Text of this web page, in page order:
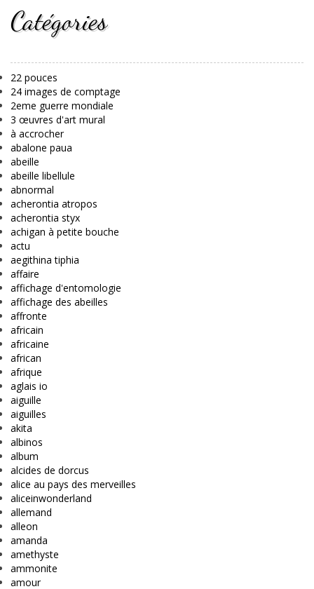
Catégories
22 pouces
24 images de comptage
2eme guerre mondiale
3 œuvres d'art mural
à accrocher
abalone paua
abeille
abeille libellule
abnormal
acherontia atropos
acherontia styx
achigan à petite bouche
actu
aegithina tiphia
affaire
affichage d'entomologie
affichage des abeilles
affronte
africain
africaine
african
afrique
aglais io
aiguille
aiguilles
akita
albinos
album
alcides de dorcus
alice au pays des merveilles
aliceinwonderland
allemand
alleon
amanda
amethyste
ammonite
amour